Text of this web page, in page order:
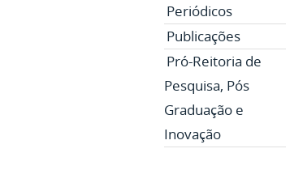
Periódicos
Publicações
Pró-Reitoria de
Pesquisa, Pós
Graduação e
Inovação